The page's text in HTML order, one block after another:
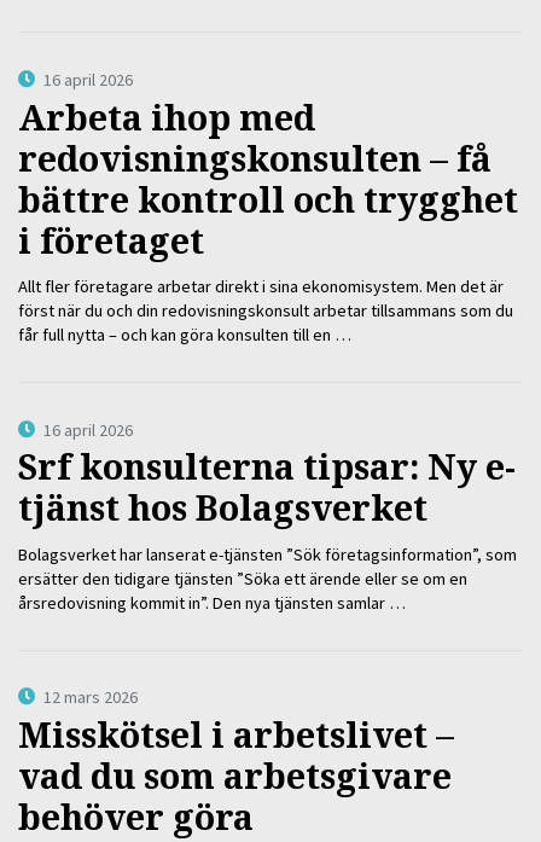
16 april 2026
Arbeta ihop med
redovisningskonsulten – få
bättre kontroll och trygghet
i företaget
Allt fler företagare arbetar direkt i sina ekonomisystem. Men det är
först när du och din redovisningskonsult arbetar tillsammans som du
får full nytta – och kan göra konsulten till en …
16 april 2026
Srf konsulterna tipsar: Ny e-
tjänst hos Bolagsverket
Bolagsverket har lanserat e-tjänsten ”Sök företagsinformation”, som
ersätter den tidigare tjänsten ”Söka ett ärende eller se om en
årsredovisning kommit in”. Den nya tjänsten samlar …
12 mars 2026
Misskötsel i arbetslivet –
vad du som arbetsgivare
behöver göra